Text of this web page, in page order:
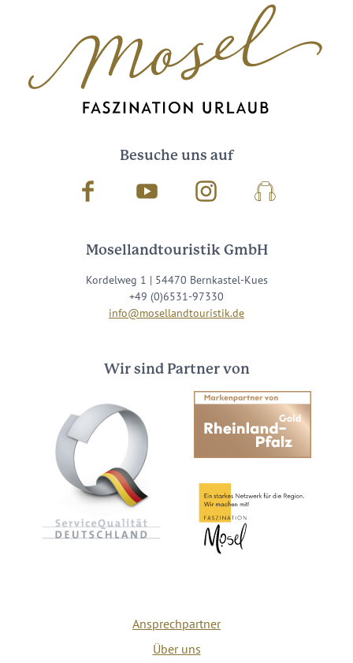
Besuche uns auf
Facebook Youtube InstagramPodcast
Mosellandtouristik GmbH
Kordelweg 1 | 54470 Bernkastel-Kues
+49 (0)6531-97330
info@mosellandtouristik.de
Wir sind Partner von
Ansprechpartner
Über uns